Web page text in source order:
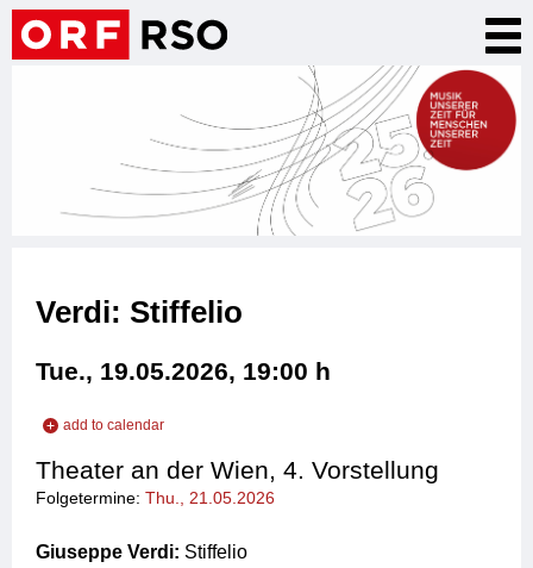
Skip
Verdi: Stiffelio
Tue., 19.05.2026, 19:00 h
add to calendar
add to Outlook
Theater an der Wien, 4. Vorstellung
Folgetermine: Thu., 21.05.2026
Giuseppe Verdi: Stiffelio